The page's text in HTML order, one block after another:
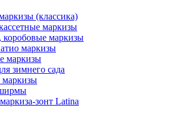
(классика)
маркизы
маркизы
маркизы
маркизы
зимнего сада
маркизы
зонт Latina